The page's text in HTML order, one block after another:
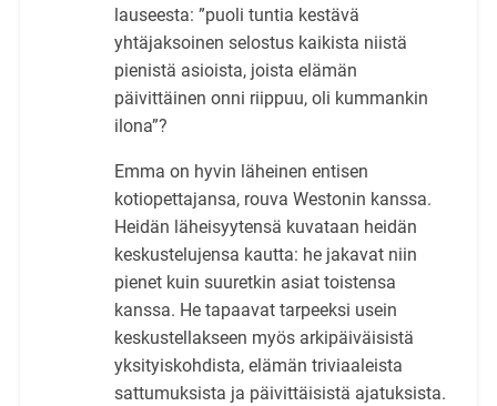
lauseesta: ”puoli tuntia kestävä
yhtäjaksoinen selostus kaikista niistä
pienistä asioista, joista elämän
päivittäinen onni riippuu, oli kummankin
ilona”?
Emma on hyvin läheinen entisen
kotiopettajansa, rouva Westonin kanssa.
Heidän läheisyytensä kuvataan heidän
keskustelujensa kautta: he jakavat niin
pienet kuin suuretkin asiat toistensa
kanssa. He tapaavat tarpeeksi usein
keskustellakseen myös arkipäiväisistä
yksityiskohdista, elämän triviaaleista
sattumuksista ja päivittäisistä ajatuksista.